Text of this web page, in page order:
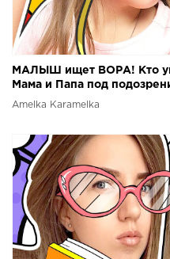
МАЛЫШ ищет ВОРА! Кто
Мама и Папа под
Amelka Karamelka